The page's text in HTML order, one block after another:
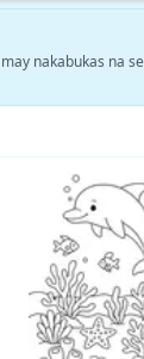
nakabukas na